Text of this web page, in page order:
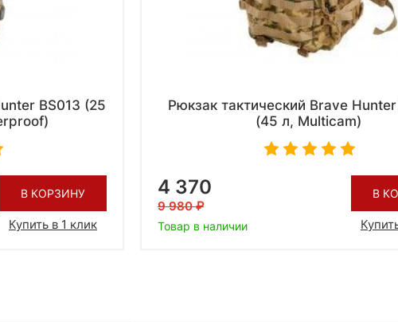
BS013 (25
В КОРЗИНУ
Купить в 1 клик
Рюкзак тактический Brave Hunter
(45 л, Multicam)
4 370
9 980
Товар в наличии
В